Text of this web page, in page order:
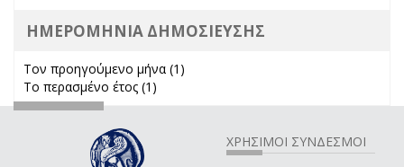
ΗΜΕΡΟΜΗΝΙΑ ΔΗΜΟΣΙΕΥΣΗΣ
Τον προηγούμενο μήνα (1)
Το περασμένο έτος (1)
ΧΡΗΣΙΜΟΙ ΣΥΝΔΕΣΜΟΙ